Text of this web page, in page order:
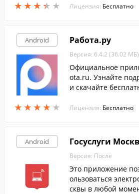
★ ★ ★ ★ ★
★ ★ ★ ★ ★ Лицензия: Бесплатно
Android
★ ★ ★ ★ ★
★ ★ ★ ★ ★
Работа.ру
Версия: 6.4.2 (36.02 МБ)
Официальное
ota.ru. Узнайте
и скачайте
Лицензия: Бесплатно
Android Госуслуги
Версия: После
Это приложение
ользоваться
сквы в любой